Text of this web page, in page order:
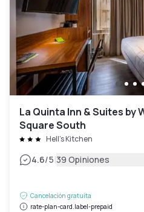
La Quinta Inn & Suites by
Square South
Hell's Kitchen
4.6/5|39 Opiniones
Cancelación gratuita
rate-plan-card.label-prepaid